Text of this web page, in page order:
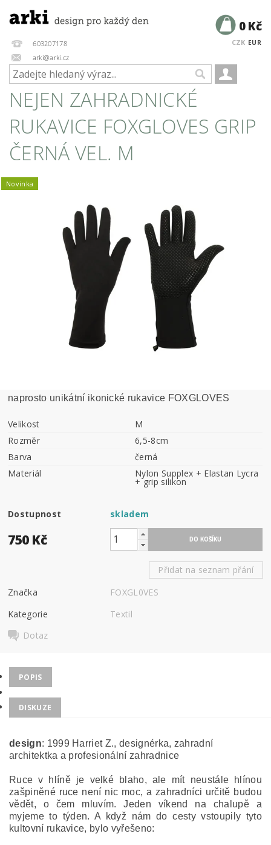
603207178
arki@arki.cz
CZK EUR
0 Kč
NEJEN ZAHRADNICKÉ
RUKAVICE FOXGLOVES GRIP
ČERNÁ VEL. M
Novinka
naprosto unikátní ikonické rukavice FOXGLOVES
Velikost
M
Rozměr
6,5-8cm
Barva
černá
Materiál
Nylon Supplex + Elastan Lycra
+ grip silikon
Dostupnost skladem
750 Kč
Přidat na seznam přání
Značka
FOXGL0VES
Kategorie
Textil
Dotaz
POPIS
DISKUZE
design: 1999 Harriet Z., designérka, zahradní
architektka a profesionální zahradnice
Ruce v hlíně je velké blaho, ale mít neustále hlínou
zašpiněné ruce není nic moc, a zahradníci určitě budou
vědět, o čem mluvím. Jeden víkend na chalupě a
myjeme to týden. A když nám do cesty vstoupily tyto
kultovní rukavice, bylo vyřešeno: